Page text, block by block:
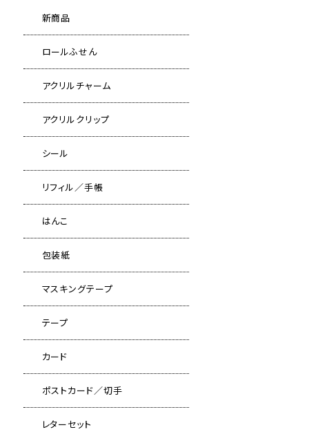
新商品
ロールふせん
アクリルチャーム
アクリルクリップ
シール
リフィル／手帳
はんこ
包装紙
マスキングテープ
テープ
カード
ポストカード／切手
レターセット